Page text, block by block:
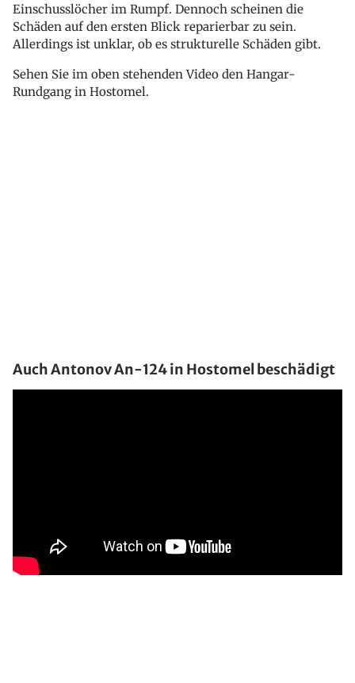
Einschusslöcher im Rumpf. Dennoch scheinen die
Schäden auf den ersten Blick reparierbar zu sein.
Allerdings ist unklar, ob es strukturelle Schäden gibt.
Sehen Sie im oben stehenden Video den Hangar-
Rundgang in Hostomel.
Auch Antonov An-124 in Hostomel beschädigt